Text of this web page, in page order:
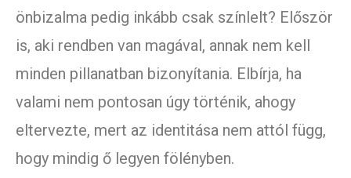
önbizalma pedig inkább csak színlelt? Először
is, aki rendben van magával, annak nem kell
minden pillanatban bizonyítania. Elbírja, ha
valami nem pontosan úgy történik, ahogy
eltervezte, mert az identitása nem attól függ,
hogy mindig ő legyen fölényben.